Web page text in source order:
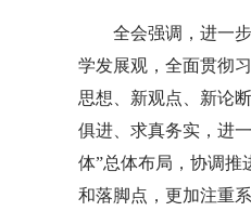
全会强调，进一
学发展观，全面贯彻
思想、新观点、新论
俱进、求真务实，进
体”总体布局，协调推
和落脚点，更加注重